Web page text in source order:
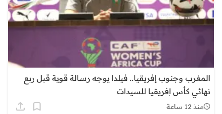
المغرب وجنوب إفريقيا.. فيلدا يوجه رسالة قوية قبل ربع
نهائي كأس إفريقيا للسيدات
منذ 12 ساعة